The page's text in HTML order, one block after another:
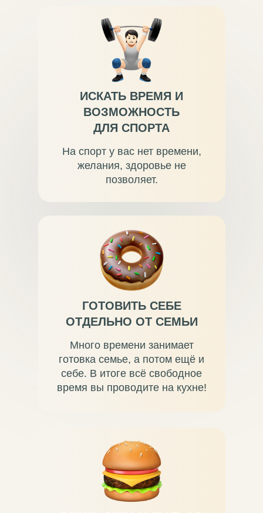
ИСКАТЬ ВРЕМЯ И
ВОЗМОЖНОСТЬ
ДЛЯ СПОРТА
На спорт у вас нет времени,
желания, здоровье не
позволяет.
ГОТОВИТЬ СЕБЕ
ОТДЕЛЬНО ОТ СЕМЬИ
Много времени занимает
готовка семье, а потом ещё и
себе. В итоге всё свободное
время вы проводите на кухне!